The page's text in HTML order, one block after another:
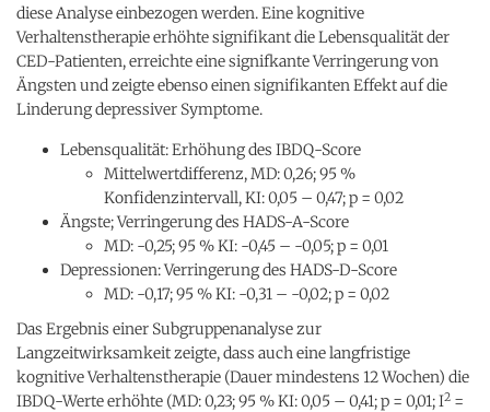
diese Analyse einbezogen werden. Eine kognitive
Verhaltenstherapie erhöhte signifikant die Lebensqualität der
CED-Patienten, erreichte eine signifkante Verringerung von
Ängsten und zeigte ebenso einen signifikanten Effekt auf die
Linderung depressiver Symptome.
Lebensqualität: Erhöhung des IBDQ-Score
Mittelwertdifferenz, MD: 0,26; 95 %
Konfidenzintervall, KI: 0,05 – 0,47; p = 0,02
Ängste; Verringerung des HADS-A-Score
MD: -0,25; 95 % KI: -0,45 – -0,05; p = 0,01
Depressionen: Verringerung des HADS-D-Score
MD: -0,17; 95 % KI: -0,31 – -0,02; p = 0,02
Das Ergebnis einer Subgruppenanalyse zur
Langzeitwirksamkeit zeigte, dass auch eine langfristige
kognitive Verhaltenstherapie (Dauer mindestens 12 Wochen) die
IBDQ-Werte erhöhte (MD: 0,23; 95 % KI: 0,05 – 0,41; p = 0,01; I2 =